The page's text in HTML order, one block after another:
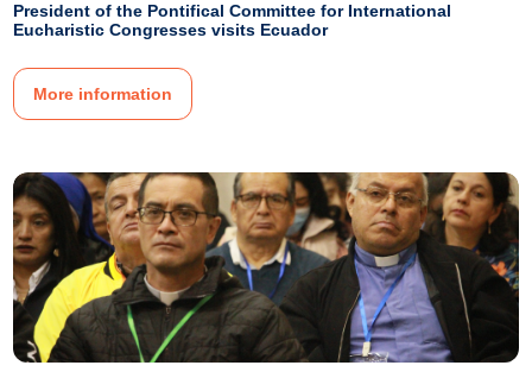
President of the Pontifical Committee for International
Eucharistic Congresses visits Ecuador
More information